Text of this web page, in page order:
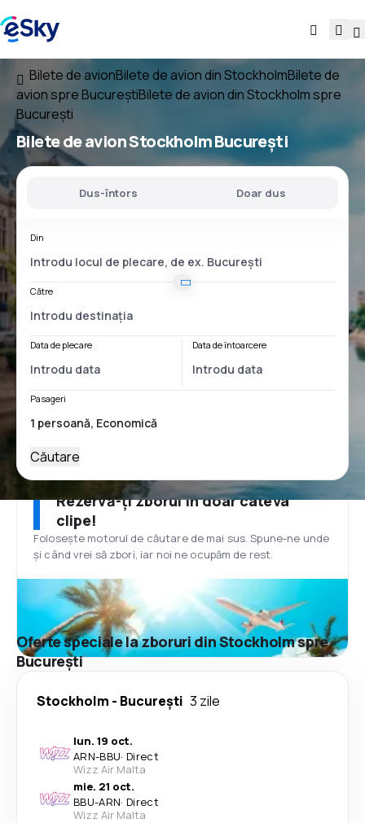
Bilete de avionBilete de avion din StockholmBilete de
avion spre BucureștiBilete de avion din Stockholm spre
București
Bilete de avionStockholm București
Dus-întors Doar dus
Din
Către
Data de plecare Data de întoarcere
Pasageri
Căutare
Rezervă-ți zborul în doar câteva
clipe!
Folosește motorul de căutare de mai sus. Spune-ne unde
și când vrei să zbori, iar noi ne ocupăm de rest.
Oferte speciale la zboruri din Stockholm spre
București
Stockholm - București 3 zile
lun. 19 oct.
ARN-BBU· Direct
Wizz Air Malta
mie. 21 oct.
BBU-ARN· Direct
Wizz Air Malta